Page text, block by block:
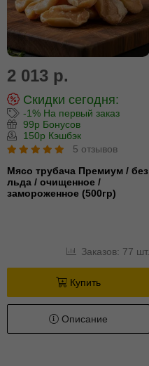
2 013 р.
Скидки сегодня:
-1% На первый заказ
99р Бонусов
150р Кэшбэк
5 отзывов
Мясо трубача Премиум / без
льда / очищенное /
замороженное (500гр)
Заказов: 77 шт.
Купить
Описание